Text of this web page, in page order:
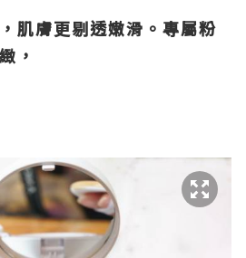
肌膚更剔透嫩滑。專屬粉
，